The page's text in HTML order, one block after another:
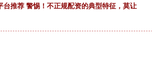
台推荐 警惕！不正规配资的典型特征，莫让
0.00 0.00 0.00%